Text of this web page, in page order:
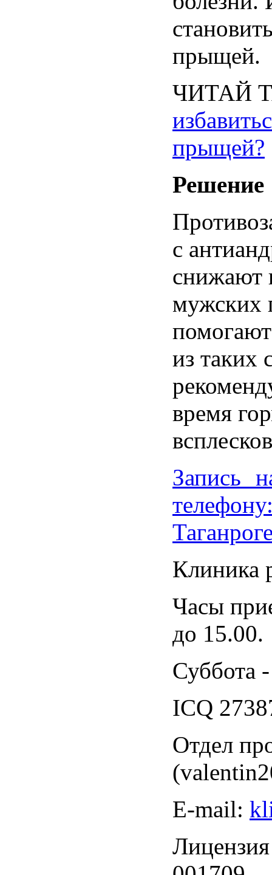
прыщей.
ЧИТАЙ
прыщей?
Решение
с
снижают
мужских
помогают
из таких
время
всплесков
Запись
Клиника
Часы
до 15.00.
Суббота
ICQ
Отдел
Е-mail:
Лицензия